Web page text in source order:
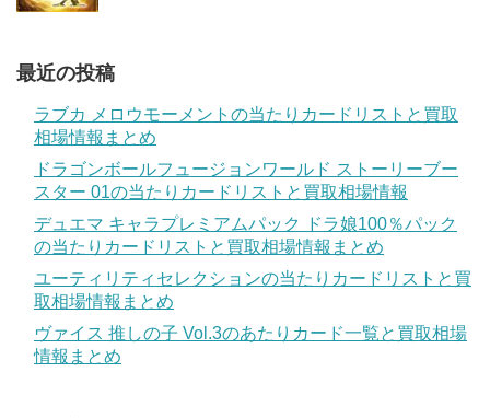
最近の投稿
ラブカ メロウモーメントの当たりカードリストと買取
相場情報まとめ
ドラゴンボールフュージョンワールド ストーリーブー
スター 01の当たりカードリストと買取相場情報
デュエマ キャラプレミアムパック ドラ娘100％パック
の当たりカードリストと買取相場情報まとめ
ユーティリティセレクションの当たりカードリストと買
取相場情報まとめ
ヴァイス 推しの子 Vol.3のあたりカード一覧と買取相場
情報まとめ